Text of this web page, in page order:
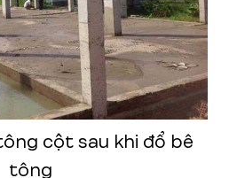
cột sau khi đổ bê
tông